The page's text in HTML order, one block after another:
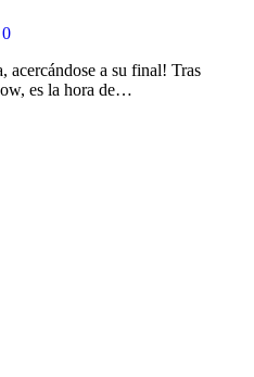
0
acercándose a su final! Tras
es la hora de…